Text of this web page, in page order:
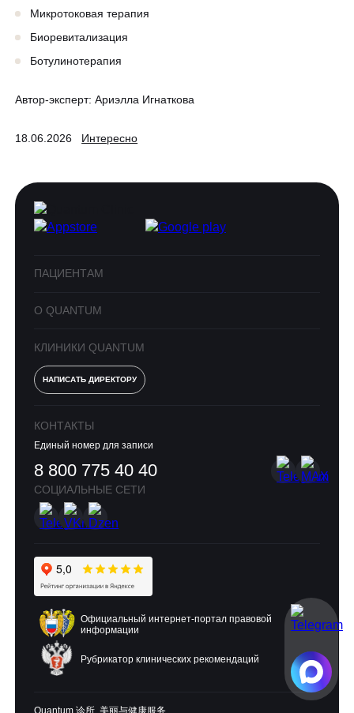
Микротоковая терапия
Биоревитализация
Ботулинотерапия
Автор-эксперт:Ариэлла Игнаткова
18.06.2026 Интересно
ПАЦИЕНТАМ
О QUANTUM
КЛИНИКИ QUANTUM
НАПИСАТЬ ДИРЕКТОРУ
КОНТАКТЫ
Единый номер для записи
8 800 775 40 40
СОЦИАЛЬНЫЕ СЕТИ
Официальный интернет-портал правовой
информации
Рубрикатор клинических рекомендаций